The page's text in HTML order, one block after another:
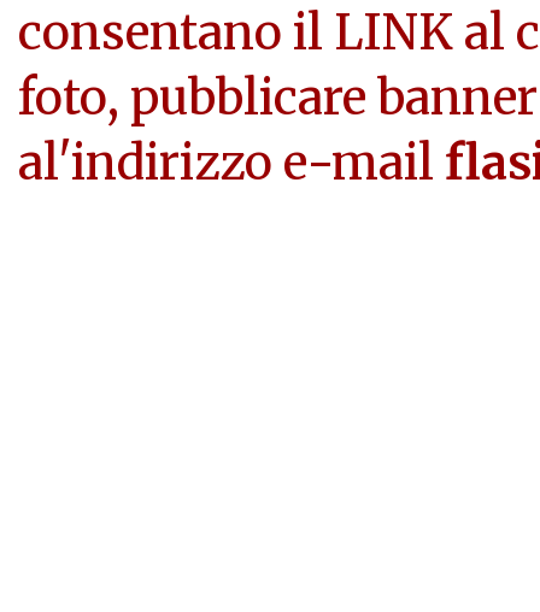
consentano il LINK al
foto, pubblicare
al'indirizzo e-mail